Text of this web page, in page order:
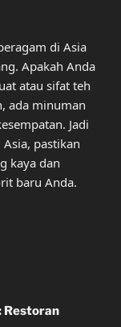
di Asia
Apakah Anda
atau sifat teh
ada minuman
Jadi
pastikan
kaya dan
baru Anda.
Restoran